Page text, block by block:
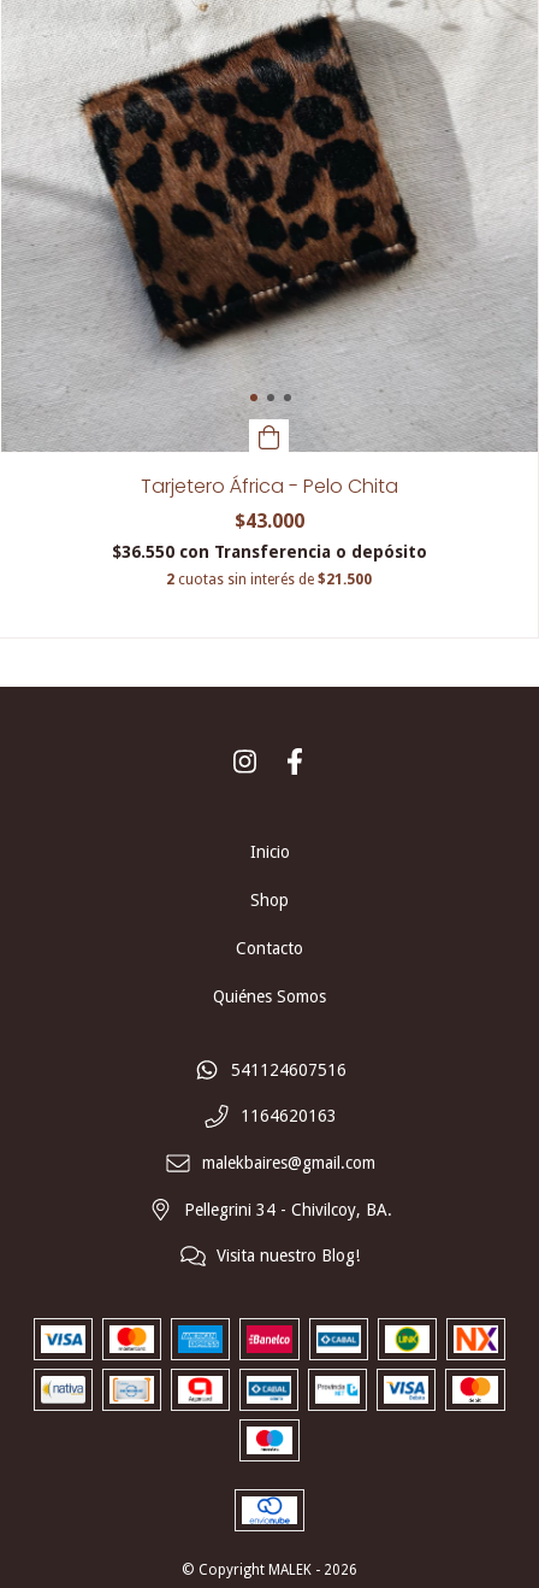
Tarjetero África - Pelo Chita
$43.000
$36.550 con Transferencia o depósito
2 cuotas sin interés de $21.500
Inicio
Shop
Contacto
Quiénes Somos
541124607516
1164620163
malekbaires@gmail.com
Pellegrini 34 - Chivilcoy, BA.
Visita nuestro Blog!
© Copyright MALEK - 2026